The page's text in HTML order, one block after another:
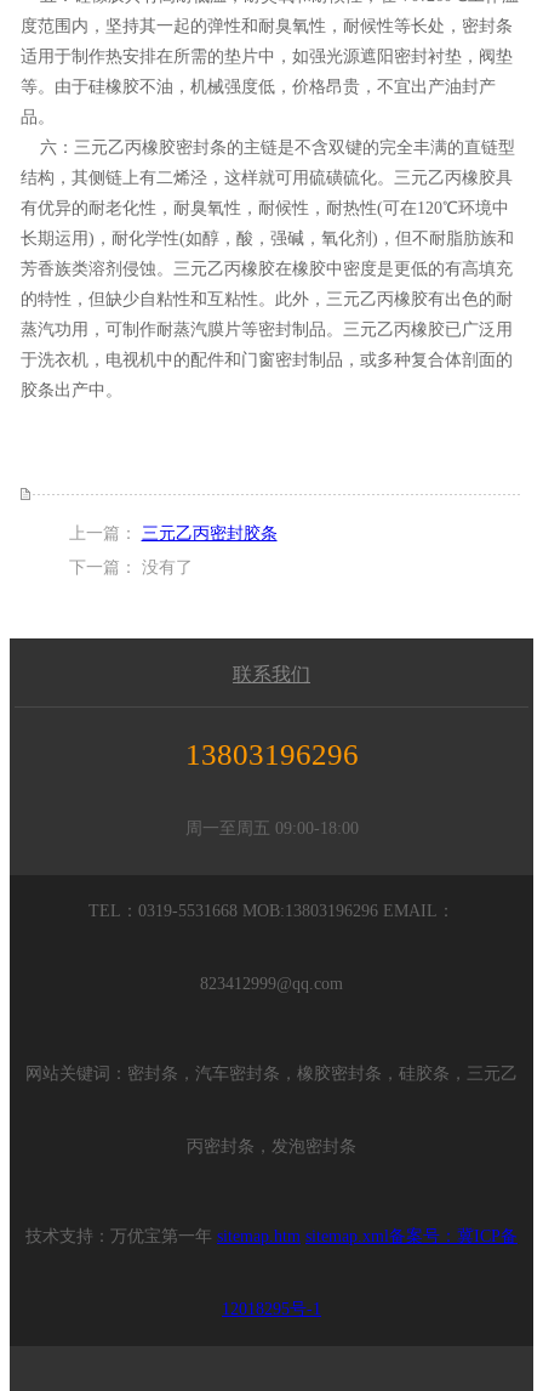
度范围内，坚持其一起的弹性和耐臭氧性，耐候性等长处，密封条
适用于制作热安排在所需的垫片中，如强光源遮阳密封衬垫，阀垫
等。由于硅橡胶不油，机械强度低，价格昂贵，不宜出产油封产
品。
六：三元乙丙橡胶密封条的主链是不含双键的完全丰满的直链型
结构，其侧链上有二烯泾，这样就可用硫磺硫化。三元乙丙橡胶具
有优异的耐老化性，耐臭氧性，耐候性，耐热性(可在120℃环境中
长期运用)，耐化学性(如醇，酸，强碱，氧化剂)，但不耐脂肪族和
芳香族类溶剂侵蚀。三元乙丙橡胶在橡胶中密度是更低的有高填充
的特性，但缺少自粘性和互粘性。此外，三元乙丙橡胶有出色的耐
蒸汽功用，可制作耐蒸汽膜片等密封制品。三元乙丙橡胶已广泛用
于洗衣机，电视机中的配件和门窗密封制品，或多种复合体剖面的
胶条出产中。
上一篇： 三元乙丙密封胶条
下一篇： 没有了
联系我们
13803196296
周一至周五 09:00-18:00
TEL：0319-5531668 MOB:13803196296 EMAIL：
823412999@qq.com
网站关键词：密封条，汽车密封条，橡胶密封条，硅胶条，三元乙
丙密封条，发泡密封条
技术支持：万优宝第一年 sitemap.htm sitemap.xml备案号： 冀ICP备
12018295号-1